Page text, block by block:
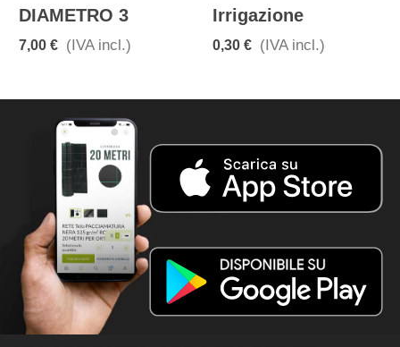
DIAMETRO 3
7,00 € (IVA incl.)
Irrigazione
0,30 € (IVA incl.)